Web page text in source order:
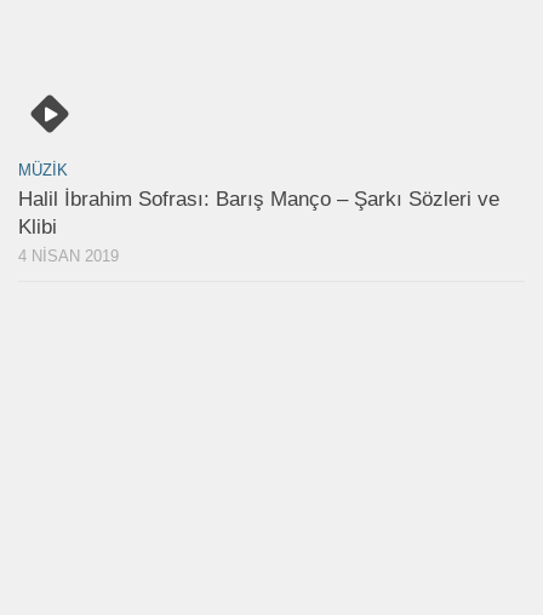
MÜZIK
Halil İbrahim Sofrası: Barış Manço – Şarkı Sözleri ve
Klibi
4 NISAN 2019